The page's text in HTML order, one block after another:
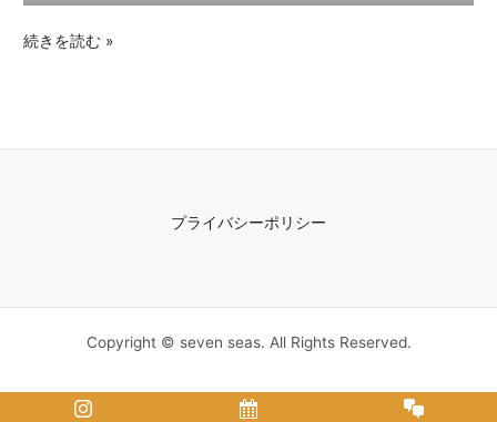
続きを読む »
プライバシーポリシー
Copyright © seven seas. All Rights Reserved.